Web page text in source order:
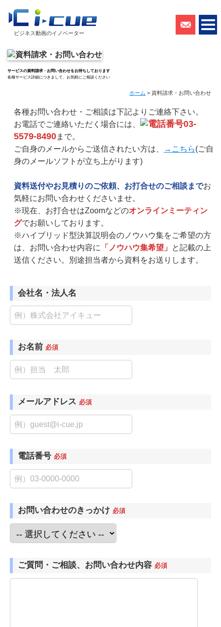
ビジネス動画のイノベーター
サービスの資料請求・お問い合わせをお待ちしております
各種サービス詳細につきまして、お気軽にご相談ください
ホーム > 資料請求・お問い合わせ
各種お問い合わせ・ご相談は下記よりご連絡下さい。
お電話でご連絡いただく場合には、
03-
5579-8490まで。
ご自身のメールからご送信されたい方は、
→こちら(ご自
身のメールソフトが立ち上がります)
資料送付やお見積りのご依頼、お打合せのご相談までお
気軽にお問い合わせくださいませ。
※現在、お打合せはZoomなどのオンラインミーティン
グでお願いしております。
※ハイブリッド型決算説明会のノウハウ集をご希望の方
は、お問い合わせ内容に
「ノウハウ集希望」
と記載の上
送信ください。別途担当者から資料をお送りします。
会社名・法人名
お名前 必須
メールアドレス 必須
電話番号 必須
お問い合わせのきっかけ 必須
ご質問・ご相談、お問い合わせ内容 必須